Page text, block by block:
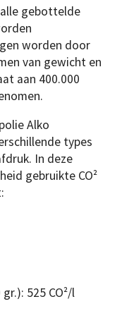
gebottelde
worden door
van gewicht en
aan 400.000
Alko
types
In deze
gebruikte CO²
525 CO²/l